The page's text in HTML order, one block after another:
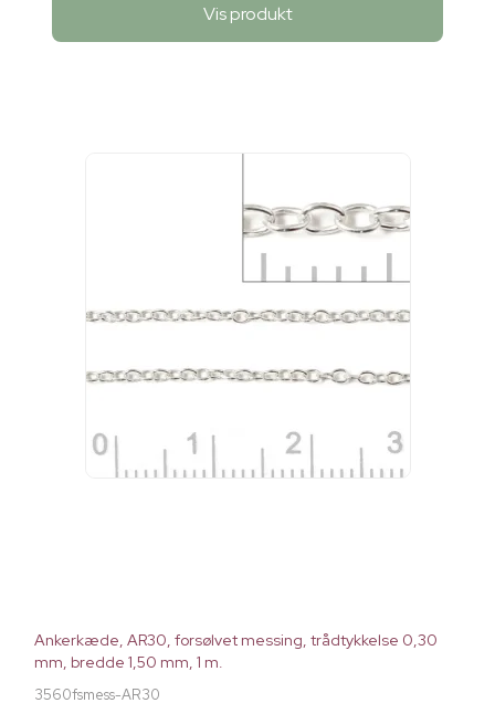
Vis produkt
Ankerkæde, AR30, forsølvet messing, trådtykkelse 0,30
mm, bredde 1,50 mm, 1 m.
3560fsmess-AR30